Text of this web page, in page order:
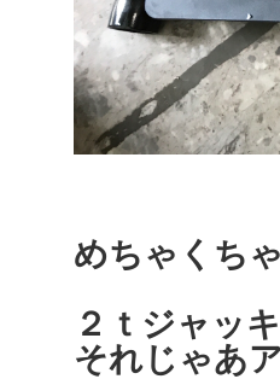
めちゃくち
２ｔジャッ
それじゃあ